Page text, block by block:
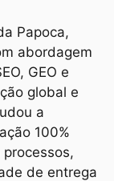
Papoca,
abordagem
GEO e
global e
a
100%
de entrega